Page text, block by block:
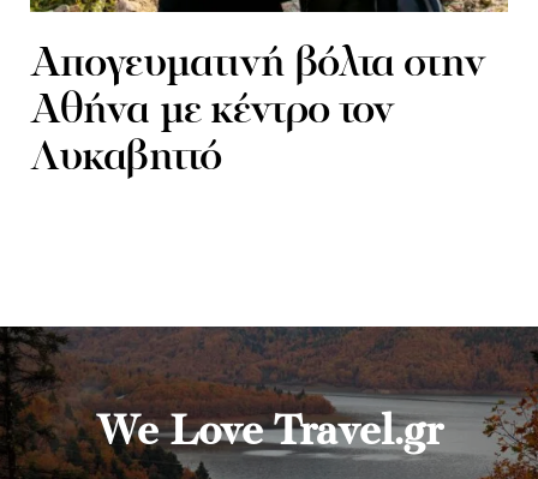
Απογευματινή βόλτα στην
Αθήνα με κέντρο τον
Λυκαβηττό
We Love Travel.gr